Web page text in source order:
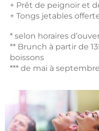
+ Prêt de peignoir et
+ Tongs jetables
* selon horaires
** Brunch à partir de
boissons
*** de mai à septembre